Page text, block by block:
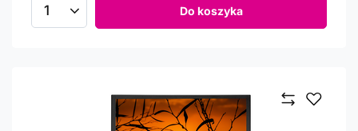
Ilość produktów Do koszyka